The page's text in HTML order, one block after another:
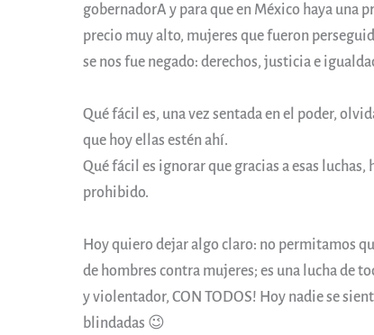
gobernadorA y para que en México haya una
precio muy alto, mujeres que fueron
se nos fue negado: derechos, justicia e
Qué fácil es, una vez sentada en el poder,
que hoy ellas estén ahí.
Qué fácil es ignorar que gracias a esas
prohibido.
Hoy quiero dejar algo claro: no permitamos
de hombres contra mujeres; es una lucha de
y violentador, CON TODOS! Hoy nadie se
blindadas 😉